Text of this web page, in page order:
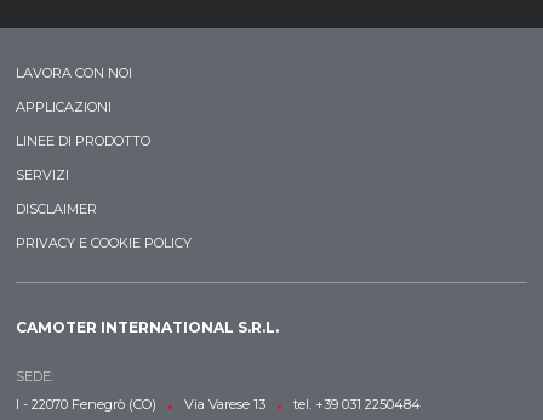
LAVORA CON NOI
APPLICAZIONI
LINEE DI PRODOTTO
SERVIZI
DISCLAIMER
PRIVACY E COOKIE POLICY
CAMOTER INTERNATIONAL S.R.L.
SEDE:
I - 22070 Fenegrò (CO)
• Via Varese 13 • tel. +39 031 2250484